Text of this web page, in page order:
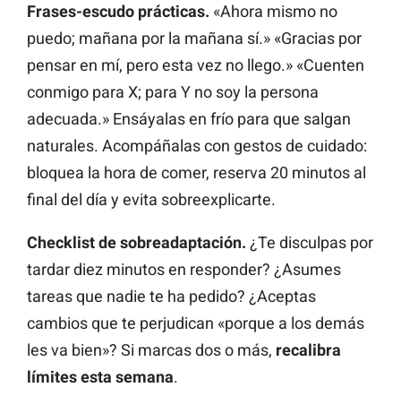
Frases-escudo prácticas. «Ahora mismo no
puedo; mañana por la mañana sí.» «Gracias por
pensar en mí, pero esta vez no llego.» «Cuenten
conmigo para X; para Y no soy la persona
adecuada.» Ensáyalas en frío para que salgan
naturales. Acompáñalas con gestos de cuidado:
bloquea la hora de comer, reserva 20 minutos al
final del día y evita sobreexplicarte.
Checklist de sobreadaptación. ¿Te disculpas por
tardar diez minutos en responder? ¿Asumes
tareas que nadie te ha pedido? ¿Aceptas
cambios que te perjudican «porque a los demás
les va bien»? Si marcas dos o más, recalibra
límites esta semana.